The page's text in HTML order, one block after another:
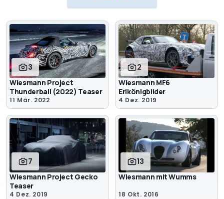
3
Wiesmann Project
Thunderball (2022) Teaser
11 Mär. 2022
2
Wiesmann MF6
Erlkönigbilder
4 Dez. 2019
7
Wiesmann Project Gecko
Teaser
4 Dez. 2019
13
Wiesmann mit Wumms
18 Okt. 2016